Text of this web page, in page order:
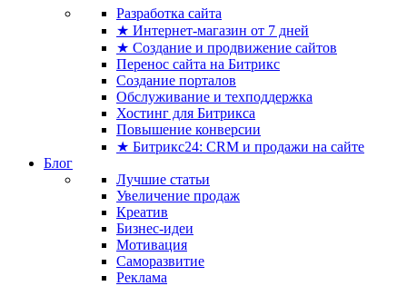
Разработка сайта
★ Интернет-магазин от 7 дней
★ Создание и продвижение сайтов
Перенос сайта на Битрикс
Создание порталов
Обслуживание и техподдержка
Хостинг для Битрикса
Повышение конверсии
★ Битрикс24: CRM и продажи на сайте
Блог
Лучшие статьи
Увеличение продаж
Креатив
Бизнес-идеи
Мотивация
Саморазвитие
Реклама